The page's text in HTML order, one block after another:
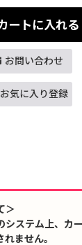
ートに入れる
お問い合わせ
お気に入り登録
＞
システム上、カ
ません。